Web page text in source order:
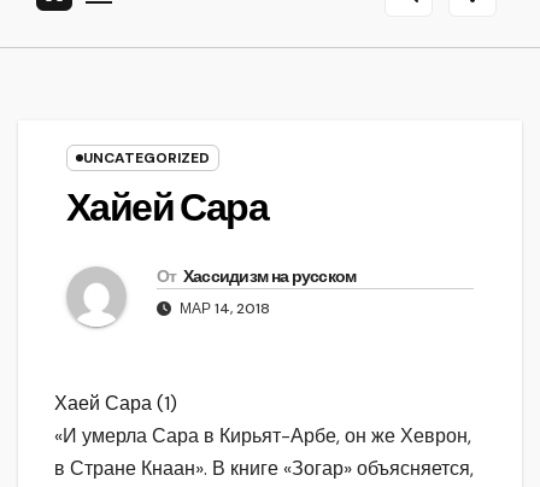
UNCATEGORIZED
Хайей Сара
От Хассидизм на русском
МАР 14, 2018
Хаей Сара (1)
«И умерла Сара в Кирьят-Арбе, он же Хеврон,
в Стране Кнаан». В книге «Зогар» объясняется,